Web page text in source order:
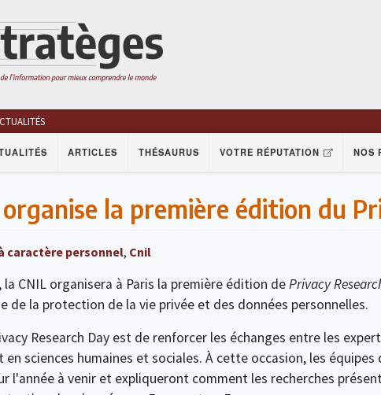
ARTICLES THÉSAURUS VOTRE RÉPUTATION NOS
organise la première édition du
caractère personnel, Cnil
la CNIL organisera à Paris la première édition dePrivacy
de la protection de la vie privée et des données personnelles.
Research Day est de renforcer les échanges entre les
sciences humaines et sociales. À cette occasion, les
l'année à venir et expliqueront comment les recherches